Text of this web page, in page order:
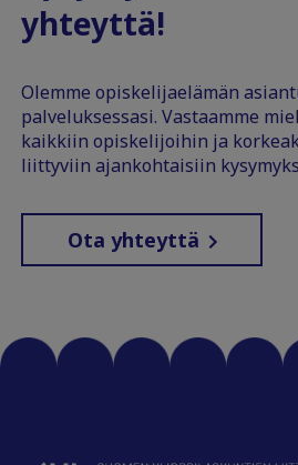
yhteyttä!
Olemme opiskelijaelämän
palveluksessasi. Vastaamme
kaikkiin opiskelijoihin ja
liittyviin ajankohtaisiin
Ota yhteyttä